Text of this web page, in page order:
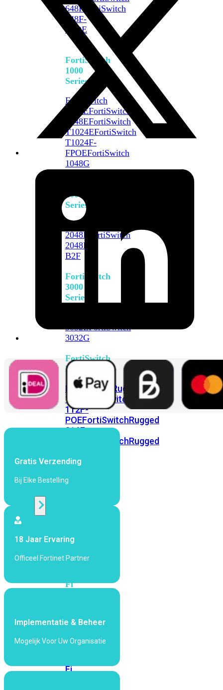
648F FortiSwitch
648F-
FPOE
FortiSwitch
1000
Series
FortiSwitch
1024EFortiSwitch
1048EFortiSwitch
T1024EFortiSwitch
T1024F-
FPOEFortiSwitch
1048G
2000
Series
2048F
FortiSwitch
2048F-
B2F
FortiSwitch
3000
Series
3032EFortiSwitch
3032G
FortiSwitch
Ruggedized
FortiSwitchRugged
108F
FortiSwitchRugged
112F-
POEFortiSwitchRugged
216F-
FortiSwitchRugged
POE
Points
bekijken
Fi
Fi
Wi-
Fi
Gratis Verzending
Bij Elke Bestelling
18 Jaar Ervaring
Officeel Fortinet Partner
Implementatie & Beheer
Mogelijk Voor Uw Organisatie